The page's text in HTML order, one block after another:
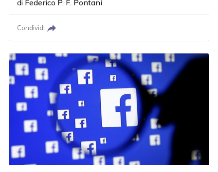
di Federico P. F. Pontani
Condividi